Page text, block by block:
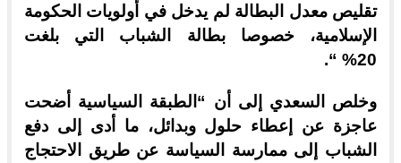
تقليص معدل البطالة لم يدخل في أولويات الحكومة
الإسلامية، خصوصا بطالة الشباب التي بلغت
20% “.
وخلص السعدي إلى أن “الطبقة السياسية أضحت
عاجزة عن إعطاء حلول وبدائل، ما أدى إلى دفع
الشباب إلى ممارسة السياسة عن طريق الاحتجاج